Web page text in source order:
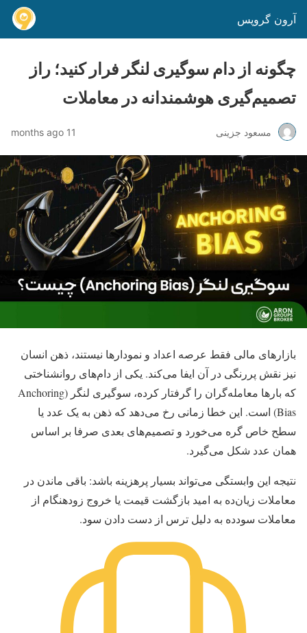
آرون گروپس
چگونه از دام سوگیری لنگر فرار کنید؛ راز
تصمیم‌گیری هوشمندانه در معاملات
مسعود جزینی 11 months ago
بازارهای مالی فقط عرصه اعداد و نمودارها نیستند، ذهن انسان
نیز نقش پررنگی در آن ایفا می‌کند. یکی از دام‌های روانشناختی
که بارها معامله‌گران را گرفتار کرده، سوگیری لنگر (Anchoring
Bias) است. این خطا زمانی رخ می‌دهد که ذهن به یک عدد یا
سطح خاص گره می‌خورد و تصمیم‌های بعدی صرفا بر اساس
همان عدد شکل می‌گیرد.
نتیجه این وابستگی می‌تواند بسیار پرهزینه باشد: باقی ماندن در
معاملات زیان‌ده به امید بازگشت قیمت یا خروج زودهنگام از
معاملات سودده به دلیل ترس از دست دادن سود.